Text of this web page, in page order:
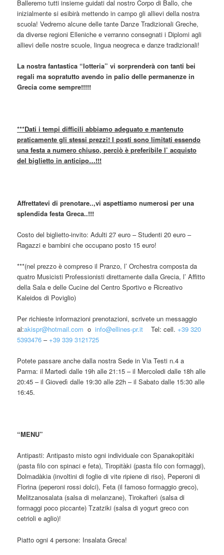
Balleremo tutti insieme guidati dal nostro Corpo di Ballo, che
inizialmente si esibirà mettendo in campo gli allievi della nostra
scuola! Vedremo alcune delle tante Danze Tradizionali Greche,
da diverse regioni Elleniche e verranno consegnati i Diplomi agli
allievi delle nostre scuole, lingua neogreca e danze tradizionali!
La nostra fantastica “lotteria” vi sorprenderà con tanti bei
regali ma sopratutto avendo in palio delle permanenze in
Grecia come sempre!!!!!
***Dati i tempi difficili abbiamo adeguato e mantenuto
praticamente gli stessi prezzi! I posti sono limitati essendo
una festa a numero chiuso, perciò è preferibile l’ acquisto
del biglietto in anticipo…!!!
Affrettatevi di prenotare..,vi aspettiamo numerosi per una
splendida festa Greca..!!!
Costo del biglietto-invito: Adulti 27 euro – Studenti 20 euro –
Ragazzi e bambini che occupano posto 15 euro!
***(nel prezzo è compreso il Pranzo, l’ Orchestra composta da
quatro Musicisti Professionisti direttamente dalla Grecia, l’ Affitto
della Sala e delle Cucine del Centro Sportivo e Ricreativo
Kaleidos di Poviglio)
Per richieste informazioni prenotazioni, scrivete un messaggio
al:akispr@hotmail.com oinfo@ellines-pr.it Tel: cell. +39 320
5393476 – +39 339 3121725
Potete passare anche dalla nostra Sede in Via Testi n.4 a
Parma: il Martedì dalle 19h alle 21:15 – il Mercoledi dalle 18h alle
20:45 – il Giovedì dalle 19:30 alle 22h – il Sabato dalle 15:30 alle
16:45.
“MENU”
Antipasti: Antipasto misto ogni individuale con Spanakopitàki
(pasta filo con spinaci e feta), Tiropitàki (pasta filo con formaggi),
Dolmadàkia (involtini di foglie di vite ripiene di riso), Peperoni di
Florina (peperoni rossi dolci), Feta (il famoso formaggio greco),
Melitzanosalata (salsa di melanzane), Tirokafterì (salsa di
formaggi poco piccante) Tzatziki (salsa di yogurt greco con
cetrioli e aglio)!
Piatto ogni 4 persone: Insalata Greca!